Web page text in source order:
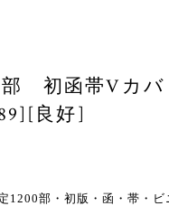
部 初函帯V
良好]
部・初版・函・帯・ビ